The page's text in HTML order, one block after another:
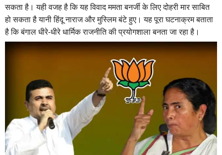
सकता है। यही वजह है कि यह विवाद ममता बनर्जी के लिए दोहरी मार साबित
हो सकता है यानी हिंदू नाराज और मुस्लिम बंटे हुए। यह पूरा घटनाक्रम बताता
है कि बंगाल धीरे-धीरे धार्मिक राजनीति की प्रयोगशाला बनता जा रहा है।